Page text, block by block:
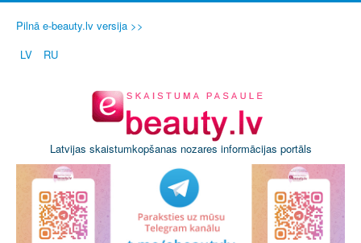
Pilnā e-beauty.lv versija >>
LV
RU
Latvijas skaistumkopšanas nozares informācijas portāls